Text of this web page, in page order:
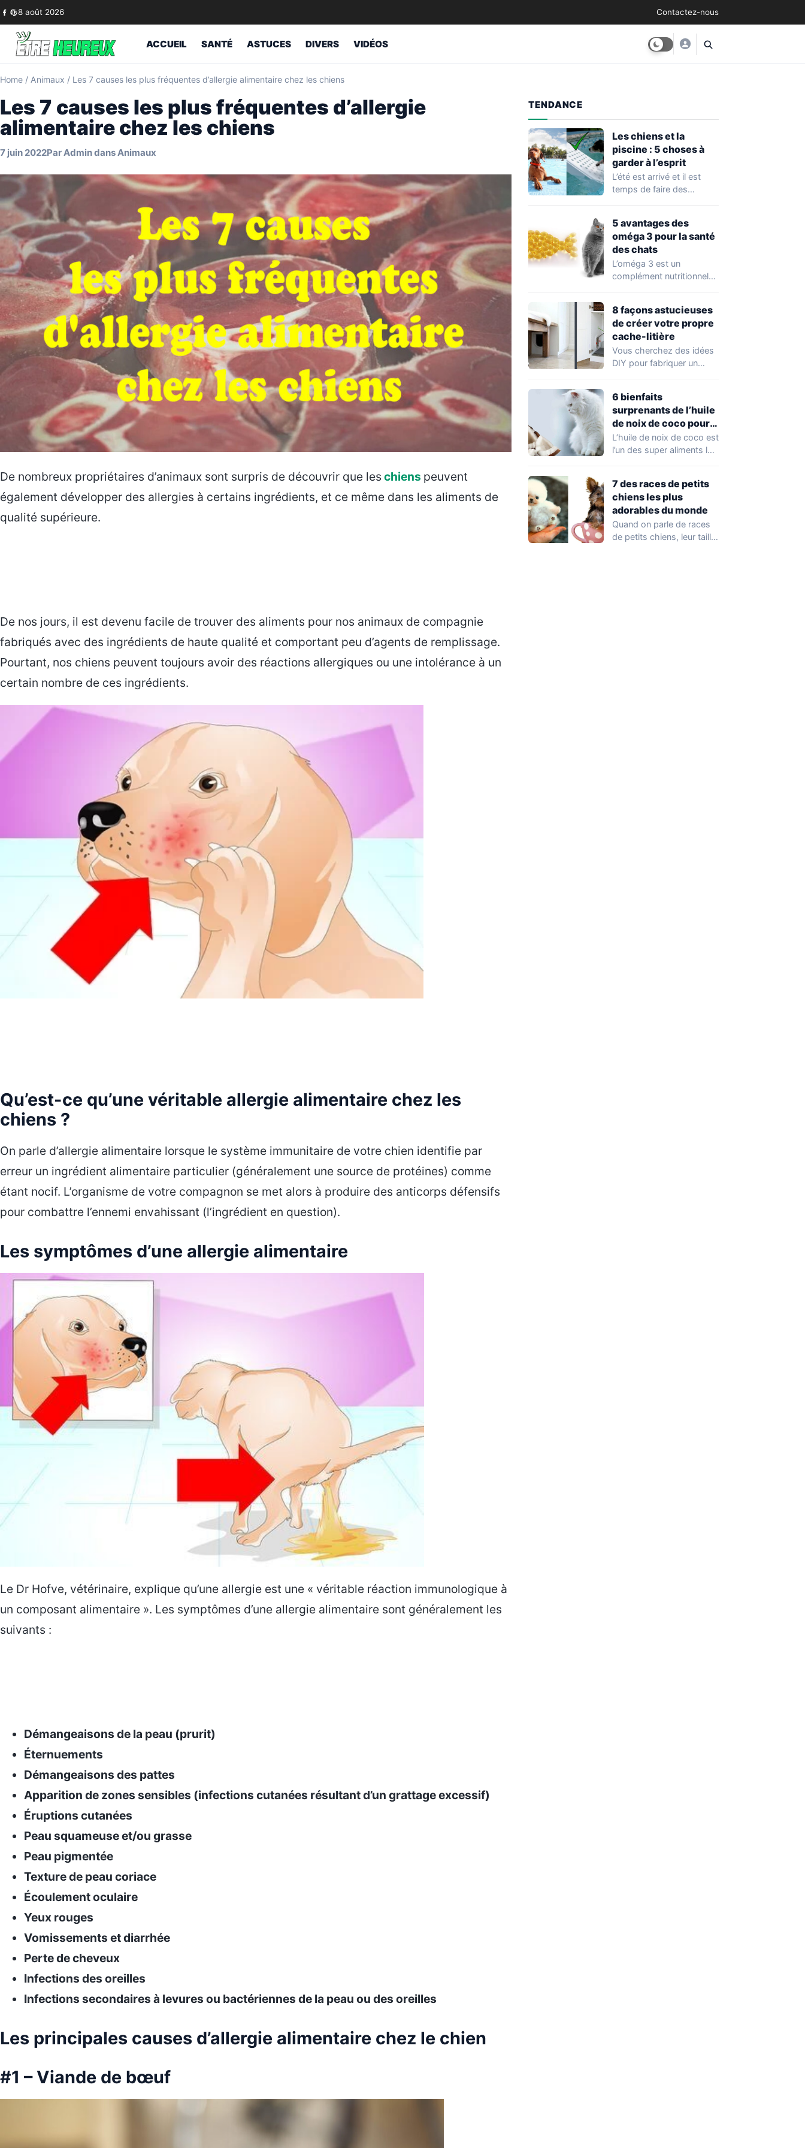
Skip to content
8 août 2026 Contactez-nous
ACCUEIL SANTÉ ASTUCES DIVERS VIDÉOS
Home / Animaux / Les 7 causes les plus fréquentes d’allergie alimentaire chez les chiens
Les 7 causes les plus fréquentes d’allergie
alimentaire chez les chiens
7 juin 2022ParAdmindansAnimaux
De nombreux propriétaires d’animaux sont surpris de découvrir que les chiens peuvent
également développer des allergies à certains ingrédients, et ce même dans les aliments de
qualité supérieure.
De nos jours, il est devenu facile de trouver des aliments pour nos animaux de compagnie
fabriqués avec des ingrédients de haute qualité et comportant peu d’agents de remplissage.
Pourtant, nos chiens peuvent toujours avoir des réactions allergiques ou une intolérance à un
certain nombre de ces ingrédients.
Qu’est-ce qu’une véritable allergie alimentaire chez les
chiens ?
On parle d’allergie alimentaire lorsque le système immunitaire de votre chien identifie par
erreur un ingrédient alimentaire particulier (généralement une source de protéines) comme
étant nocif. L’organisme de votre compagnon se met alors à produire des anticorps défensifs
pour combattre l’ennemi envahissant (l’ingrédient en question).
Les symptômes d’une allergie alimentaire
Le Dr Hofve, vétérinaire, explique qu’une allergie est une « véritable réaction immunologique à
un composant alimentaire ». Les symptômes d’une allergie alimentaire sont généralement les
suivants :
Démangeaisons de la peau (prurit)
Éternuements
Démangeaisons des pattes
Apparition de zones sensibles (infections cutanées résultant d’un grattage excessif)
Éruptions cutanées
Peau squameuse et/ou grasse
Peau pigmentée
Texture de peau coriace
Écoulement oculaire
Yeux rouges
Vomissements et diarrhée
Perte de cheveux
Infections des oreilles
Infections secondaires à levures ou bactériennes de la peau ou des oreilles
Les principales causes d’allergie alimentaire chez le chien
#1 – Viande de bœuf
TENDANCE
Les chiens et la
piscine : 5 choses à
garder à l’esprit
L’été est arrivé et il est
temps de faire des
5 avantages des
oméga 3 pour la santé
des chats
L’oméga 3 est un
complément nutritionnel
saumon…
8 façons astucieuses
de créer votre propre
cache-litière
Vous cherchez des idées
DIY pour fabriquer un
6 bienfaits
surprenants de l’huile
de noix de coco pour
la santé de votre chat
L’huile de noix de coco est
l’un des super aliments les
7 des races de petits
chiens les plus
adorables du monde
Quand on parle de races
de petits chiens, leur taille